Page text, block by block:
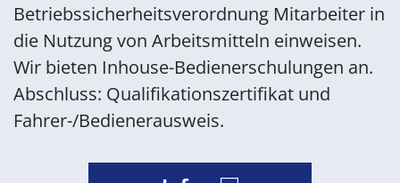
Betriebssicherheitsverordnung Mitarbeiter in
die Nutzung von Arbeitsmitteln einweisen.
Wir bieten Inhouse-Bedienerschulungen an.
Abschluss: Qualifikationszertifikat und
Fahrer-/Bedienerausweis.